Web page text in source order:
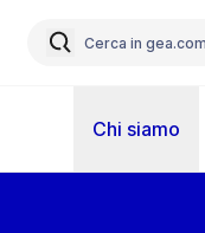
Chi siamo